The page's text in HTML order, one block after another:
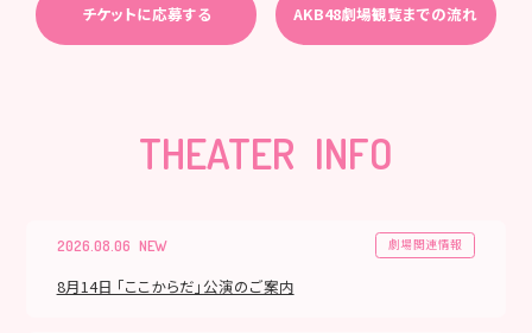
チケットに応募する AKB48劇場観覧までの流れ
THEATER INFO
2026.08.06 劇場関連情報
8月14日 「ここからだ」公演のご案内